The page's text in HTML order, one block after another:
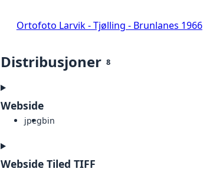
Ortofoto Larvik - Tjølling - Brunlanes 1966
Distribusjoner 8
Webside
jpegbin
Webside Tiled TIFF